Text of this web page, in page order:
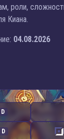
роли,
Киана.
04.08.2026
D
D